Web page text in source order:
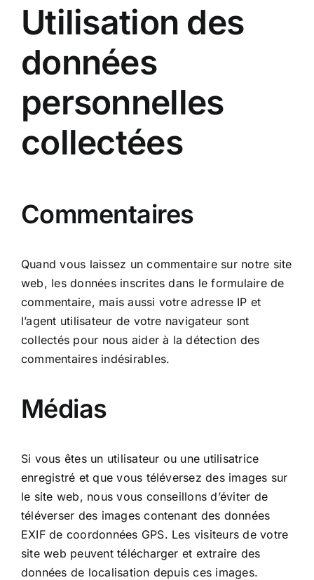
Utilisation des
données
personnelles
collectées
Commentaires
Quand vous laissez un commentaire sur notre site
web, les données inscrites dans le formulaire de
commentaire, mais aussi votre adresse IP et
l’agent utilisateur de votre navigateur sont
collectés pour nous aider à la détection des
commentaires indésirables.
Médias
Si vous êtes un utilisateur ou une utilisatrice
enregistré et que vous téléversez des images sur
le site web, nous vous conseillons d’éviter de
téléverser des images contenant des données
EXIF de coordonnées GPS. Les visiteurs de votre
site web peuvent télécharger et extraire des
données de localisation depuis ces images.